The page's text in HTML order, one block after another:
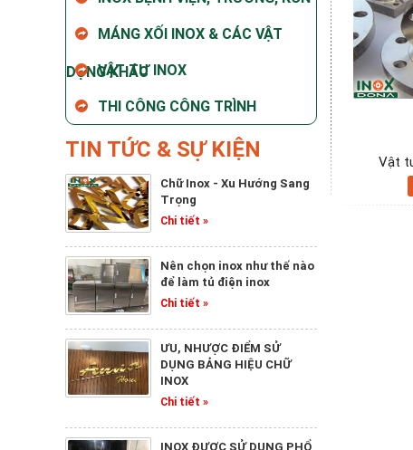
MÁNG XỐI INOX & CÁC VẬT
DỤNG KHÁC
VẬT TƯ INOX
THI CÔNG CÔNG TRÌNH
TIN TỨC & SỰ KIỆN
Chữ Inox - Xu Hướng Sang
Trọng
Chi tiết »
Nên chọn inox như thế nào
để làm tủ điện inox
Chi tiết »
ƯU, NHƯỢC ĐIỂM SỬ
DỤNG BẢNG HIỆU CHỮ
INOX
Chi tiết »
INOX ĐƯỢC SỬ DỤNG PHỔ
Vật